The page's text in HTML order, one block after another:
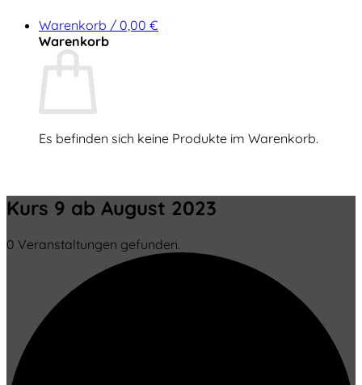
Warenkorb / 0,00 €
Warenkorb
Es befinden sich keine Produkte im Warenkorb.
Kurs 9 ab August 2023
0 Veranstaltungen gefunden.